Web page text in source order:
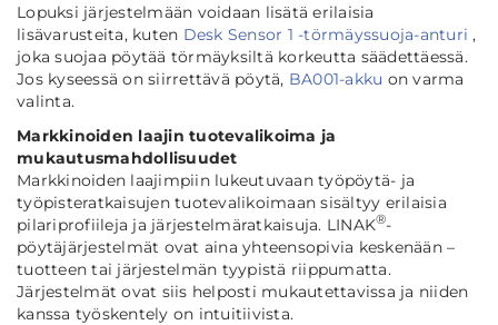
Lopuksi järjestelmään voidaan lisätä erilaisia
lisävarusteita, kuten Desk Sensor 1 -törmäyssuoja-anturi ,
joka suojaa pöytää törmäyksiltä korkeutta säädettäessä.
Jos kyseessä on siirrettävä pöytä, BA001-akku on varma
valinta.
Markkinoiden laajin tuotevalikoima ja
mukautusmahdollisuudet
Markkinoiden laajimpiin lukeutuvaan työpöytä- ja
työpisteratkaisujen tuotevalikoimaan sisältyy erilaisia
pilariprofiileja ja järjestelmäratkaisuja. LINAK®-
pöytäjärjestelmät ovat aina yhteensopivia keskenään –
tuotteen tai järjestelmän tyypistä riippumatta.
Järjestelmät ovat siis helposti mukautettavissa ja niiden
kanssa työskentely on intuitiivista.